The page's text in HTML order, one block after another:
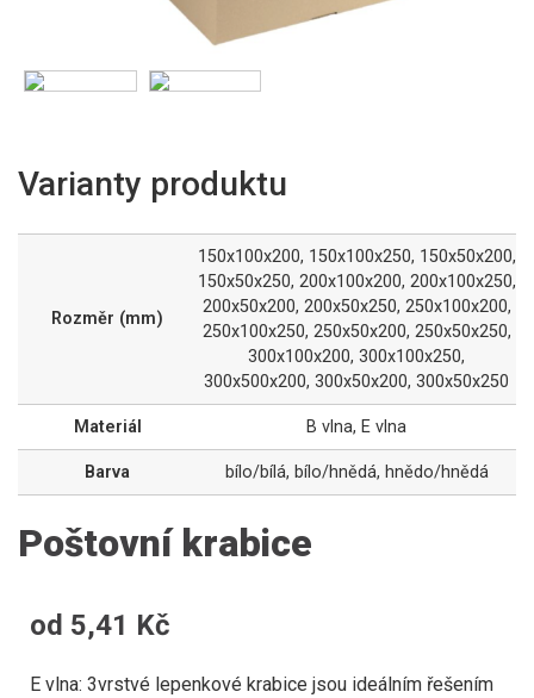
Varianty produktu
Rozměr (mm)
150x100x200, 150x100x250, 150x50x200,
150x50x250, 200x100x200, 200x100x250,
200x50x200, 200x50x250, 250x100x200,
250x100x250, 250x50x200, 250x50x250,
300x100x200, 300x100x250,
300x500x200, 300x50x200, 300x50x250
Materiál B vlna, E vlna
Barva bílo/bílá, bílo/hnědá, hnědo/hnědá
Poštovní krabice
od 5,41 Kč
E vlna: 3vrstvé lepenkové krabice jsou ideálním řešením